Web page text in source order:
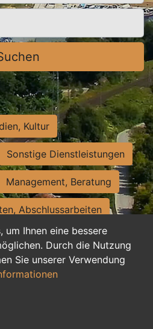
um Ihnen eine bessere
Durch die Nutzung
Sie unserer Verwendung
Kultur
Sonstige Dienstleistungen
Management, Beratung
Abschlussarbeiten
Sekretariat
Nebenjobs
duale Ausbildung